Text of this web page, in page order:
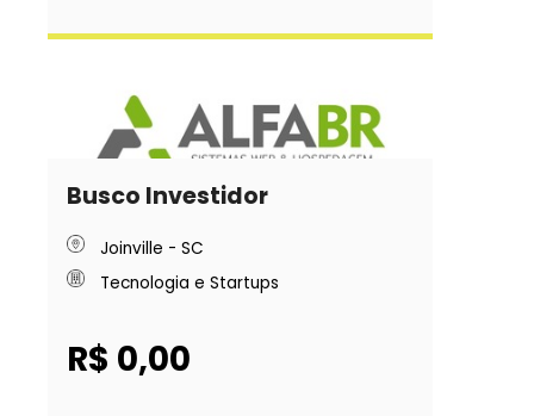
Busco Investidor
Joinville - SC
Tecnologia e Startups
R$ 0,00